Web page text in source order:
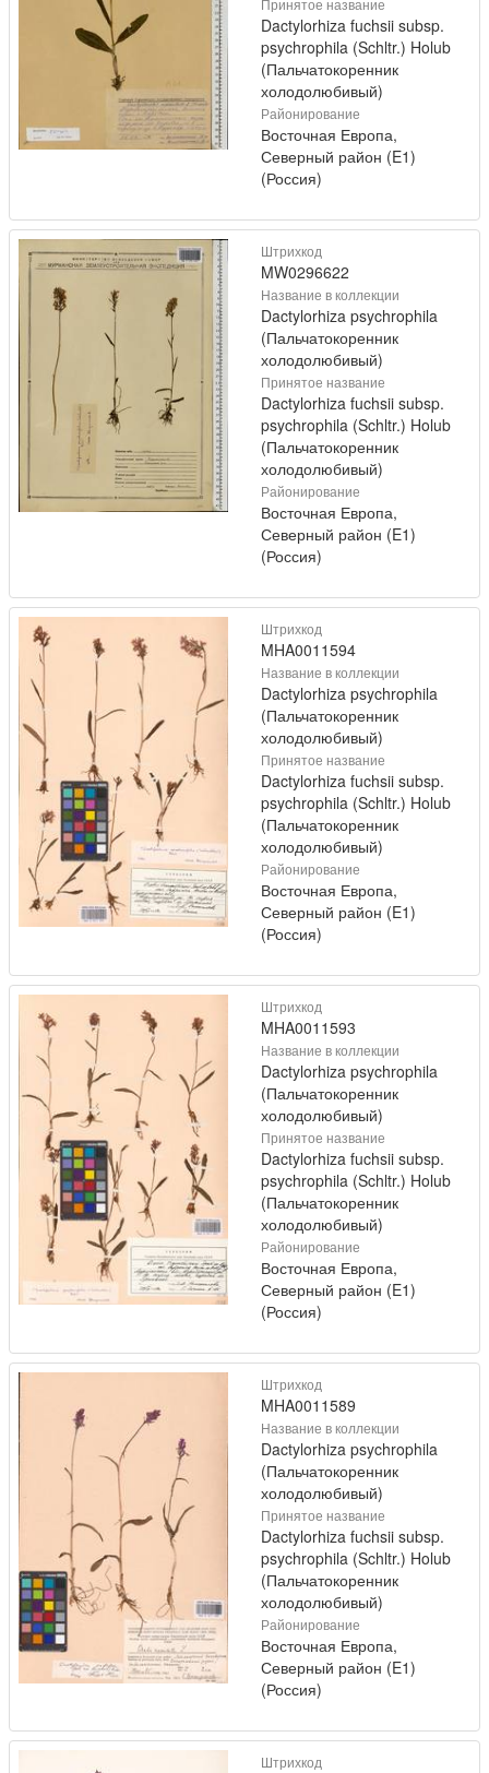
Принятое название
Dactylorhiza fuchsii subsp.
psychrophila (Schltr.) Holub
(Пальчатокоренник
холодолюбивый)
Районирование
Восточная Европа,
Северный район (E1)
(Россия)
Штрихкод
MW0296622
Название в коллекции
Dactylorhiza psychrophila
(Пальчатокоренник
холодолюбивый)
Принятое название
Dactylorhiza fuchsii subsp.
psychrophila (Schltr.) Holub
(Пальчатокоренник
холодолюбивый)
Районирование
Восточная Европа,
Северный район (E1)
(Россия)
Штрихкод
MHA0011594
Название в коллекции
Dactylorhiza psychrophila
(Пальчатокоренник
холодолюбивый)
Принятое название
Dactylorhiza fuchsii subsp.
psychrophila (Schltr.) Holub
(Пальчатокоренник
холодолюбивый)
Районирование
Восточная Европа,
Северный район (E1)
(Россия)
Штрихкод
MHA0011593
Название в коллекции
Dactylorhiza psychrophila
(Пальчатокоренник
холодолюбивый)
Принятое название
Dactylorhiza fuchsii subsp.
psychrophila (Schltr.) Holub
(Пальчатокоренник
холодолюбивый)
Районирование
Восточная Европа,
Северный район (E1)
(Россия)
Штрихкод
MHA0011589
Название в коллекции
Dactylorhiza psychrophila
(Пальчатокоренник
холодолюбивый)
Принятое название
Dactylorhiza fuchsii subsp.
psychrophila (Schltr.) Holub
(Пальчатокоренник
холодолюбивый)
Районирование
Восточная Европа,
Северный район (E1)
(Россия)
Штрихкод